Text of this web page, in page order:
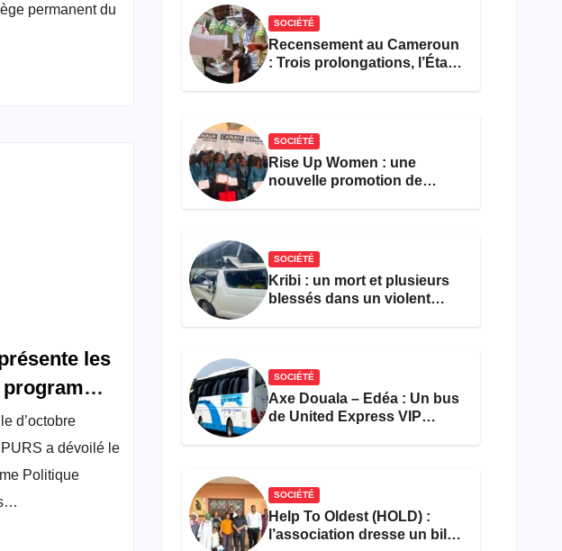
permanent du
les
d’octobre
a dévoilé le
Politique
SOCIÉTÉ
Recensement au Cameroun
: Trois prolongations, l’État
SOCIÉTÉ
Rise Up Women : une
nouvelle promotion de
SOCIÉTÉ
Kribi : un mort et plusieurs
blessés dans un violent
SOCIÉTÉ
Axe Douala – Edéa : Un bus
de United Express VIP
SOCIÉTÉ
Help To Oldest (HOLD) :
l’association dresse un bilan